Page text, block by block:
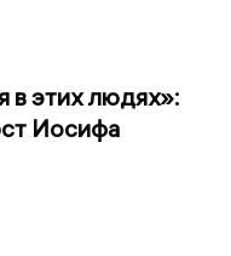
в этих людях»:
Иосифа